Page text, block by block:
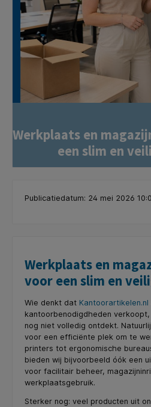
Werkplaats en
een slim en
Publicatiedatum: 24 mei 2026
Werkplaats en
voor een slim en
Wie denkt dat Kantoorartikelen.nl
kantoorbenodigdheden
nog niet volledig ontdekt.
voor een efficiënte plek om te
printers tot ergonomische
bieden wij bijvoorbeeld óók een
voor facilitair beheer,
werkplaatsgebruik.
Sterker nog: veel producten uit